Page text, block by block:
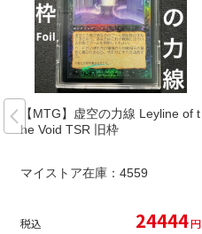
【MTG】虚空の力線 Leyline of t
he Void TSR 旧枠
マイストア在庫： 4559
税込 24444円